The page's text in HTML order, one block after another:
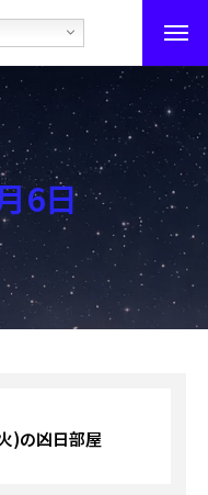
6日
)の凶日部屋